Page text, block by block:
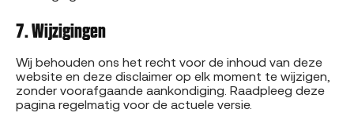
7. Wijzigingen
Wij behouden ons het recht voor de inhoud van deze
website en deze disclaimer op elk moment te wijzigen,
zonder voorafgaande aankondiging. Raadpleeg deze
pagina regelmatig voor de actuele versie.